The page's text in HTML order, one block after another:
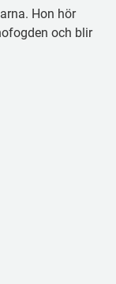
Hon hör
och blir